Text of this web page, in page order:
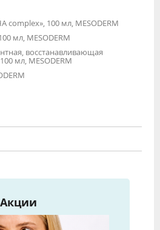
100 мл, MESODERM
мл, MESODERM
восстанавливающая
мл, MESODERM
Акции